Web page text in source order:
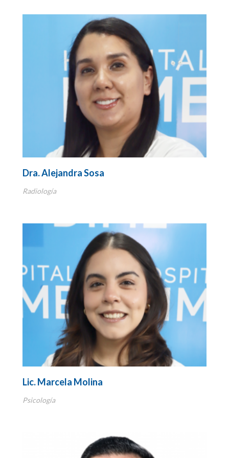
Oftalmología
Otorrinolaringología
Psicología
Terapia Ocupacional
Urología
Dra. Alejandra Sosa
Radiología
Lic. Marcela Molina
Psicología